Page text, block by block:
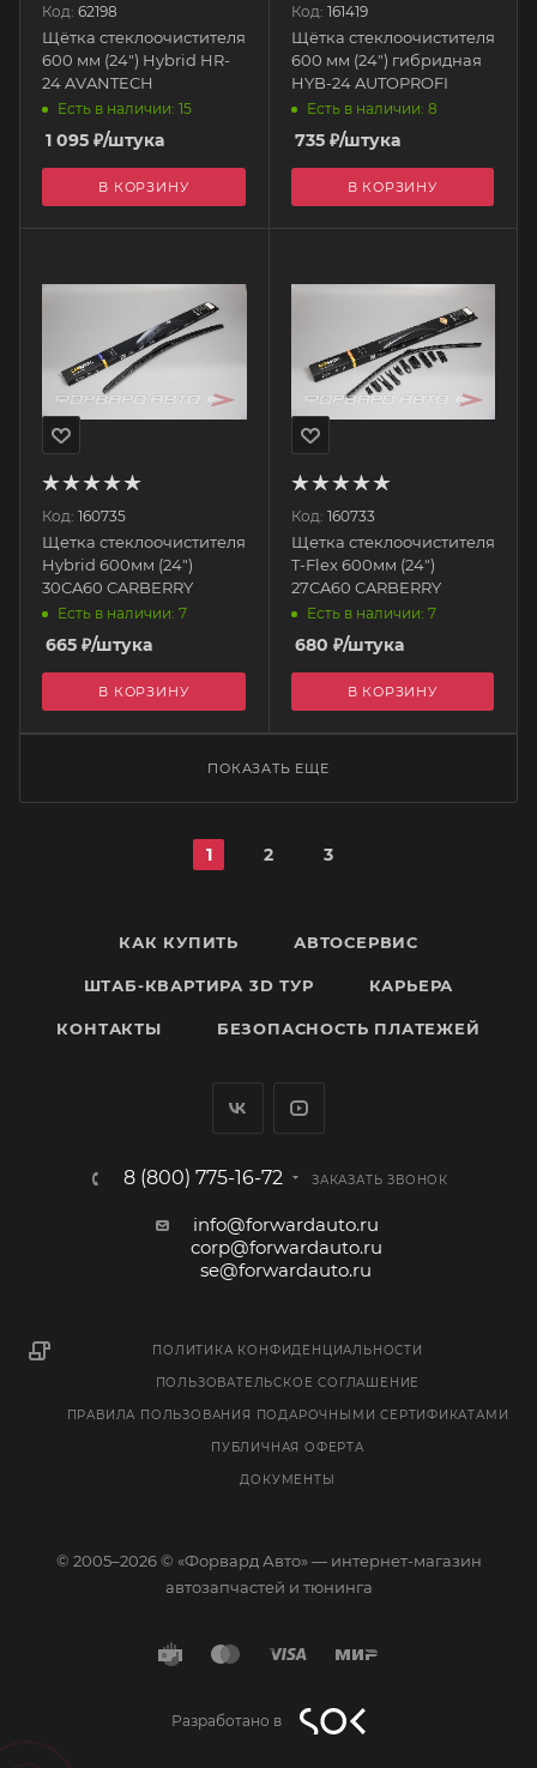
Код: 62198
Щётка стеклоочистителя
600 мм (24") Hybrid HR-
24 AVANTECH
Есть в наличии: 15
1 095 ₽/штука
В КОРЗИНУ
Код: 161419
Щётка стеклоочистителя
600 мм (24") гибридная
HYB-24 AUTOPROFI
Есть в наличии: 8
735₽/штука
В КОРЗИНУ
Код: 160735
Щетка стеклоочистителя
Hybrid 600мм (24")
30CA60 CARBERRY
Есть в наличии: 7
665 ₽/штука
В КОРЗИНУ
Код: 160733
Щетка стеклоочистителя
T-Flex 600мм (24")
27CA60 CARBERRY
Есть в наличии: 7
680 ₽/штука
В КОРЗИНУ
ПОКАЗАТЬ ЕЩЕ
1 2 3
КАК КУПИТЬ АВТОСЕРВИС
ШТАБ-КВАРТИРА 3D ТУР КАРЬЕРА
КОНТАКТЫ БЕЗОПАСНОСТЬ ПЛАТЕЖЕЙ
8 (800) 775-16-72 ЗАКАЗАТЬ ЗВОНОК
info@forwardauto.ru
corp@forwardauto.ru
se@forwardauto.ru
ПОЛИТИКА КОНФИДЕНЦИАЛЬНОСТИ
ПОЛЬЗОВАТЕЛЬСКОЕ СОГЛАШЕНИЕ
ПРАВИЛА ПОЛЬЗОВАНИЯ ПОДАРОЧНЫМИ СЕРТИФИКАТАМИ
ПУБЛИЧНАЯ ОФЕРТА
ДОКУМЕНТЫ
© 2005–2026 © «Форвард Авто» — интернет-магазин
автозапчастей и тюнинга
Разработано в